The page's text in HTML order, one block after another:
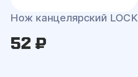
Нож канцелярский LOCK
52 ₽